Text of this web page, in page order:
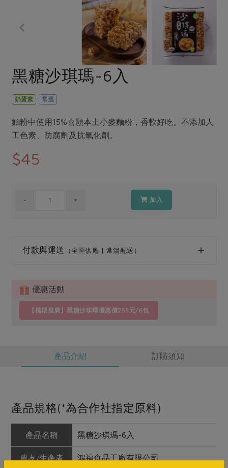
個人清潔
家庭清潔 織品
日用品
主題食譜
養身食補
主婦聯盟X樂齡網特約優惠案
2024農業發展計畫年度報告
更多議題活動
把最好的台灣味帶回家！
減塑減廢
公益金 食農教育
生活者e週報
綠主張月刊
典藏閱覽室
社員權益
選舉專區
最新消息
媒體報導
下載專區
地區活動
黑糖沙琪瑪-6入
奶蛋素 常溫
麵粉中使用15%喜願本土小麥麵粉，香軟好吃。不添加人
工色素、防腐劑及抗氧化劑。
$45
加入
付款與運送 （全區供應 | 常溫配送）
優惠活動
【檔期推廣】黑糖沙琪瑪優惠價255元/6包
產品介紹 訂購須知
產品規格(*為合作社指定原料)
產品名稱 黑糖沙琪瑪-6入
農友/生產者 鴻福食品工廠有限公司